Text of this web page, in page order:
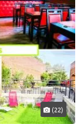
(22)